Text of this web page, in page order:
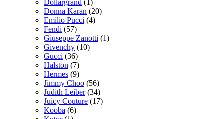
Dollargrand (1)
Donna Karan (20)
Emilio Pucci (4)
Fendi (57)
Giuseppe Zanotti (1)
Givenchy (10)
Gucci (36)
Halston (7)
Hermes (9)
Jimmy Choo (56)
Judith Leiber(34)
Juicy Couture (17)
Kooba (6)